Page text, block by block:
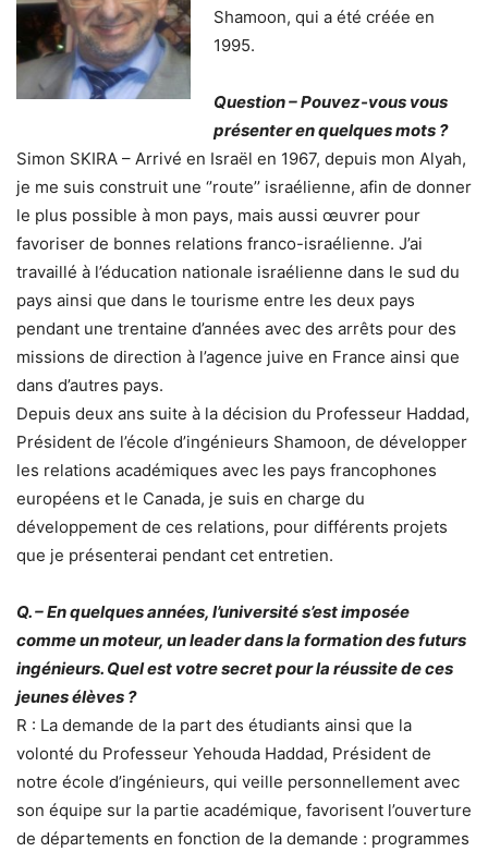
Shamoon, qui a été créée en
1995.
Question – Pouvez-vous vous
présenter en quelques mots ?
Simon SKIRA – Arrivé en Israël en 1967, depuis mon Alyah,
je me suis construit une ‘’route’’ israélienne, afin de donner
le plus possible à mon pays, mais aussi œuvrer pour
favoriser de bonnes relations franco-israélienne. J’ai
travaillé à l’éducation nationale israélienne dans le sud du
pays ainsi que dans le tourisme entre les deux pays
pendant une trentaine d’années avec des arrêts pour des
missions de direction à l’agence juive en France ainsi que
dans d’autres pays.
Depuis deux ans suite à la décision du Professeur Haddad,
Président de l’école d’ingénieurs Shamoon, de développer
les relations académiques avec les pays francophones
européens et le Canada, je suis en charge du
développement de ces relations, pour différents projets
que je présenterai pendant cet entretien.
Q. – En quelques années, l’université s’est imposée
comme un moteur, un leader dans la formation des futurs
ingénieurs. Quel est votre secret pour la réussite de ces
jeunes élèves ?
R : La demande de la part des étudiants ainsi que la
volonté du Professeur Yehouda Haddad, Président de
notre école d’ingénieurs, qui veille personnellement avec
son équipe sur la partie académique, favorisent l’ouverture
de départements en fonction de la demande : programmes